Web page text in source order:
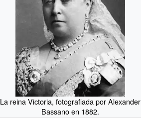
La reina Victoria, fotografiada porAlexander
Bassanoen 1882.